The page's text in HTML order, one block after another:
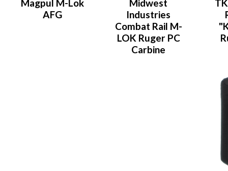
Magpul M-Lok
AFG
Midwest
Industries
Combat Rail M-
LOK Ruger PC
Carbine